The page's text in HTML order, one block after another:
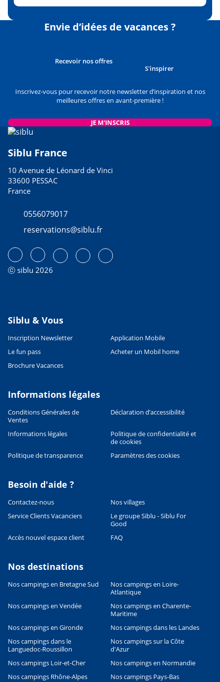
Leaflet|©OpenStreetMapcontributors, Points © 2012 LINZ
Envie d’idées de vacances ?
Recevoir nos offres
S'inspirer
Inscrivez-vous pour recevoir notre newsletter d’inspiration et nos
meilleures offres en avant-première !
JE M'INSCRIS
Siblu France
10 Avenue de Léonard de Vinci
33600 PESSAC
France
0556079017
reservations@siblu.fr
ⓒ siblu 2026
Siblu & Vous
Inscription Newsletter
Application Mobile
Le fun pass
Acheter un Mobil home
Brochure Vacances
Informations légales
Conditions Générales de
Ventes
Déclaration d’accessibilité
Informations légales
Politique de confidentialité et
de cookies
Politique de transparence
Paramètres des cookies
Besoin d'aide ?
Contactez-nous
Nos villages
Service Clients Vacanciers
Le groupe Siblu - Siblu For
Good
Accès nouvel espace client
FAQ
Nos destinations
Nos campings en Bretagne Sud
Nos campings en Loire-
Atlantique
Nos campings en Vendée
Nos campings en Charente-
Maritime
Nos campings en Gironde
Nos campings dans les Landes
Nos campings dans le
Languedoc-Roussillon
Nos campings sur la Côte
d'Azur
Nos campings Loir-et-Cher
Nos campings en Normandie
Nos campings Rhône-Alpes
Nos campings Pays-Bas